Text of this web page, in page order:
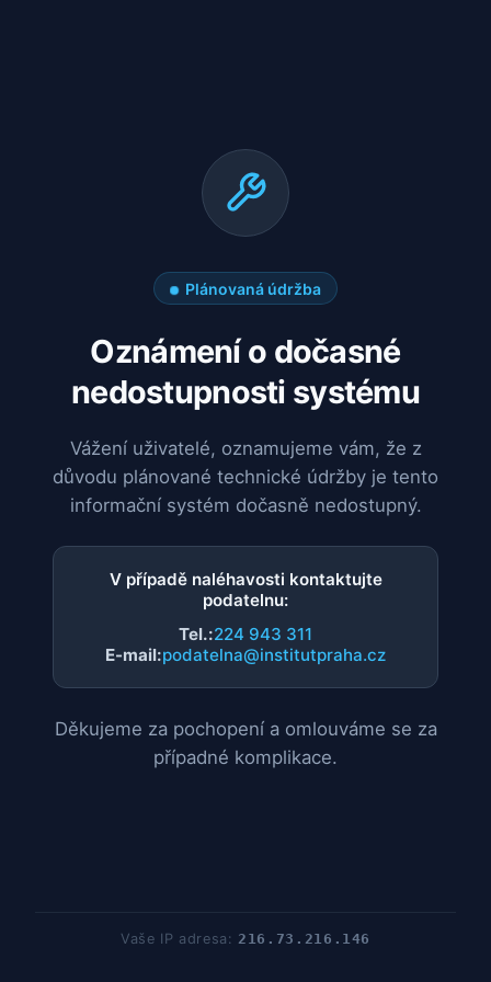
Plánovaná údržba
Oznámení o dočasné
nedostupnosti systému
Vážení uživatelé, oznamujeme vám, že z
důvodu plánované technické údržby je tento
informační systém dočasně nedostupný.
V případě naléhavosti kontaktujte
podatelnu:
Tel.:224 943 311
E-mail:podatelna@institutpraha.cz
Děkujeme za pochopení a omlouváme se za
případné komplikace.
Vaše IP adresa:216.73.216.146